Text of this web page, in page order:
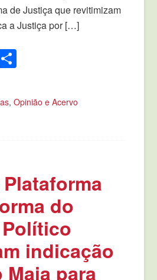
de Justiça que revitimizam
a Justiça por […]
,Opinião e Acervo
do
indicação
Maia para